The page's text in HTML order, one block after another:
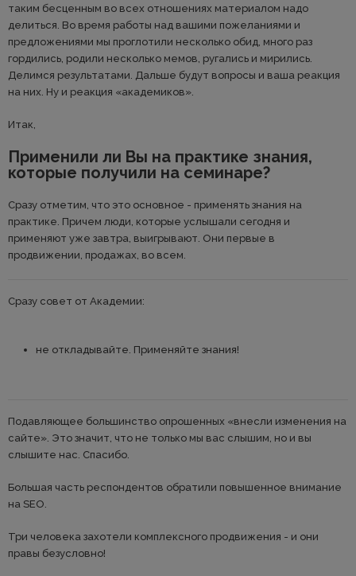
таким бесценным во всех отношениях материалом надо
делиться. Во время работы над вашими пожеланиями и
предложениями мы проглотили несколько обид, много раз
гордились, родили несколько мемов, ругались и мирились.
Делимся результатами. Дальше будут вопросы и ваша реакция
на них. Ну и реакция «академиков».
Итак,
Применили ли Вы на практике знания,
которые получили на семинаре?
Сразу отметим, что это основное - применять знания на
практике. Причем люди, которые услышали сегодня и
применяют уже завтра, выигрывают. Они первые в
продвижении, продажах, во всем.
Сразу совет от Академии:
не откладывайте. Применяйте знания!
Подавляющее большинство опрошенных «внесли изменения на
сайте». Это значит, что не только мы вас слышим, но и вы
слышите нас. Спасибо.
Большая часть респондентов обратили повышенное внимание
на SEO.
Три человека захотели комплексного продвижения - и они
правы безусловно!